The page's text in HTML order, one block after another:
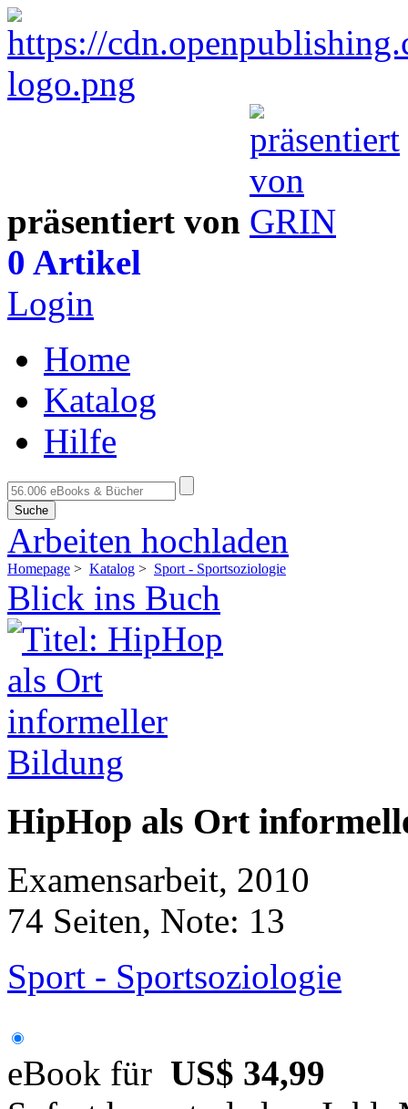
präsentiert von
0 Artikel
Login
Home
Katalog
Hilfe
Suche
Arbeiten hochladen
Homepage > Katalog > Sport - Sportsoziologie
Blick ins Buch
HipHop als Ort
Examensarbeit, 2010
74 Seiten, Note: 13
Sport - Sportsoziologie
eBook für US$ 34,99